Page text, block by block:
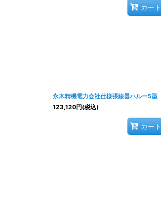
カー
永木精機電力会社仕様張線器ハルー5型
123,120円(税込)
カー